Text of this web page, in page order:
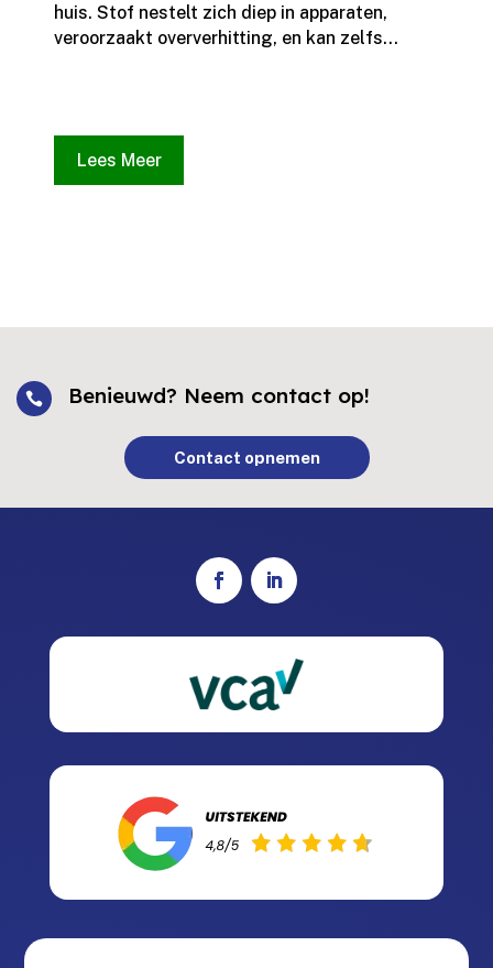
huis.​ Stof nestelt zich diep in apparaten,
veroorzaakt oververhitting, en kan zelfs...
Lees Meer
 Benieuwd? Neem contact op!
Contact opnemen